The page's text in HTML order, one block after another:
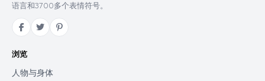
语言和3700多个表情符号。
浏览
人物与身体